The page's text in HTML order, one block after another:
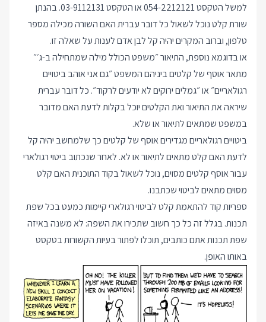
למשל הטקסט 054-2212121 או הטקסט 03-9112131. בהנתן
שורת קלט נוכל לשאול כל דובר עברית האם השורה מכילה מספר
טלפון, וברוב המקרים יהיה קל לבן אדם לענות על שאלה זו.
או בדוגמא נוספת, התיאור ״משפט הכולל מילה שמתחילה ב-ג׳״
מתאר אוסף של קלטים ביניהם המשפט ״גם אני אוהב ביטויים
רגולאריים״ או ״גמלים ירוקים לא יודעים לרקוד״. כל דובר עברית
שיראה את התיאור ואת הקלטים יוכל בקלות לדעת האם מדובר
במשפט שמתאים לתיאור או שלא.
ביטויים רגולאריים מגדירים אוסף של קלטים כך שלמחשב יהיה קל
לדעת האם קלט מתאים לתיאור או לא. לאחר שנכתוב ביטוי רגולארי
עבור אוסף קלטים מסוים, נוכל לשאול בקוד התוכנית האם קלט
מסוים מתאים לביטוי שכתבנו.
ספריות קוד להתאמת קלט לביטוי רגולארי קיימות כמעט בכל שפת
תכנות. בגלל זה כל כך חשוב שתכירו את השפה: לא משנה באיזה
שפת תכנות אתם כותבים, תוכלו לפתור בעיות הקשורות בטקסט
באותו האופן.